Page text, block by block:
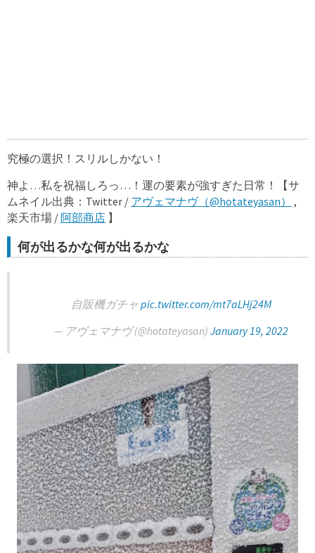
究極の選択！スリルしかない！
神よ…私を祝福しろっ…！運の要素が強すぎた日常！【サ
ムネイル出典：Twitter / アヴェマナヴ（@hotateyasan）
,
楽天市場 / 阿部商店 】
何が出るかな何が出るかな
自販機ガチャ pic.twitter.com/mt7aLHj24M
— アヴェマナヴ (@hotateyasan) January 19, 2022